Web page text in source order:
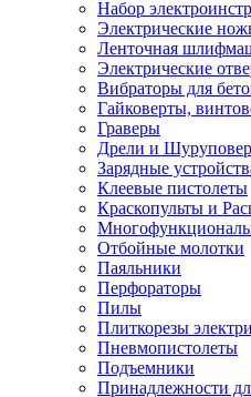
Набор
Электрические
Ленточная
Электрические
Вибраторы для
Гайковерты,
Граверы
Дрели и
Зарядные
Клеевые пистолеты
Краскопульты и
Отбойные молотки
Паяльники
Перфораторы
Пилы
Плиткорезы
Пневмопистолеты
Подъемники
Принадлежности